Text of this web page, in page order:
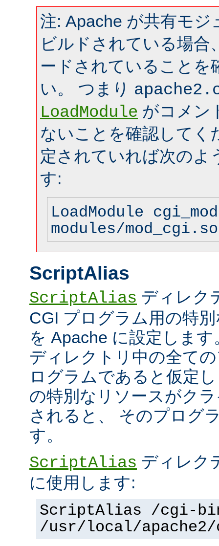
注: Apache が共有モジ
ビルドされている場合
ードされていることを
い。 つまり
LoadModule がコメン
ないことを確認してく
定されていれば次のよ
す:
LoadModule
modules/mod_cgi.so
ScriptAlias
ScriptAlias ディレク
CGI プログラム用の特
を Apache に設定しま
ディレクトリ中の全て
ログラムであると仮定
の特別なリソースがク
されると、 そのプログ
す。
ScriptAlias ディレク
に使用します:
ScriptAlias /cgi-
/usr/local/